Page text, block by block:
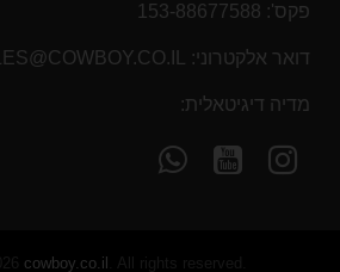
פקס': 153-88677588
דואר אלקטרוני:
מדיה דיגיטאלית:
עקוב
אחרינו
עקוב
אחרינו
cowboy.co.il